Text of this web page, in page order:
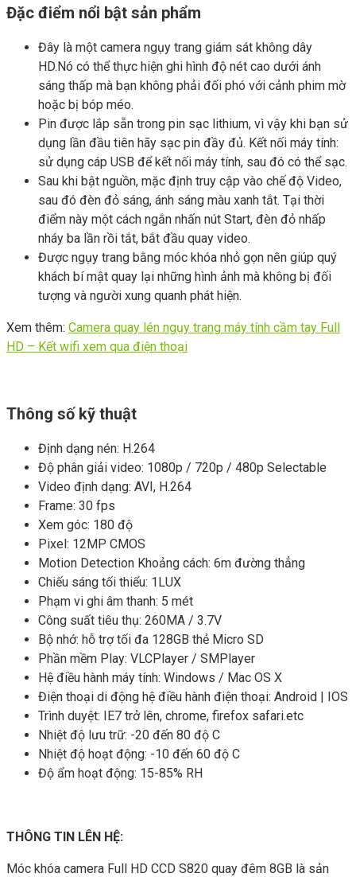
Đặc điểm nổi bật sản phẩm
Đây là một camera ngụy trang giám sát không dây
HD.Nó có thể thực hiện ghi hình độ nét cao dưới ánh
sáng thấp mà bạn không phải đối phó với cảnh phim mờ
hoặc bị bóp méo.
Pin được lắp sẵn trong pin sạc lithium, vì vậy khi bạn sử
dụng lần đầu tiên hãy sạc pin đầy đủ. Kết nối máy tính:
sử dụng cáp USB để kết nối máy tính, sau đó có thể sạc.
Sau khi bật nguồn, mặc định truy cập vào chế độ Video,
sau đó đèn đỏ sáng, ánh sáng màu xanh tắt. Tại thời
điểm này một cách ngắn nhấn nút Start, đèn đỏ nhấp
nháy ba lần rồi tắt, bắt đầu quay video.
Được ngụy trang bằng móc khóa nhỏ gọn nên giúp quý
khách bí mật quay lại những hình ảnh mà không bị đối
tượng và người xung quanh phát hiện.
Xem thêm: Camera quay lén ngụy trang máy tính cầm tay Full
HD – Kết wifi xem qua điện thoại
Thông số kỹ thuật
Định dạng nén: H.264
Độ phân giải video: 1080p / 720p / 480p Selectable
Video định dạng: AVI, H.264
Frame: 30 fps
Xem góc: 180 độ
Pixel: 12MP CMOS
Motion Detection Khoảng cách: 6m đường thẳng
Chiếu sáng tối thiểu: 1LUX
Phạm vi ghi âm thanh: 5 mét
Công suất tiêu thụ: 260MA / 3.7V
Bộ nhớ: hỗ trợ tối đa 128GB thẻ Micro SD
Phần mềm Play: VLCPlayer / SMPlayer
Hệ điều hành máy tính: Windows / Mac OS X
Điện thoại di động hệ điều hành điện thoại: Android | IOS
Trình duyệt: IE7 trở lên, chrome, firefox safari.etc
Nhiệt độ lưu trữ: -20 đến 80 độ C
Nhiệt độ hoạt động: -10 đến 60 độ C
Độ ẩm hoạt động: 15-85% RH
THÔNG TIN LÊN HỆ:
Móc khóa camera Full HD CCD S820 quay đêm 8GB là sản